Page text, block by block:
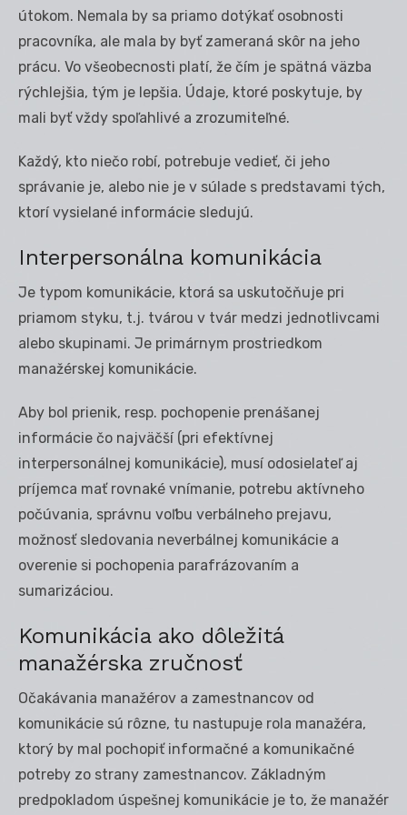
útokom. Nemala by sa priamo dotýkať osobnosti
pracovníka, ale mala by byť zameraná skôr na jeho
prácu. Vo všeobecnosti platí, že čím je spätná väzba
rýchlejšia, tým je lepšia. Údaje, ktoré poskytuje, by
mali byť vždy spoľahlivé a zrozumiteľné.
Každý, kto niečo robí, potrebuje vedieť, či jeho
správanie je, alebo nie je v súlade s predstavami tých,
ktorí vysielané informácie sledujú.
Interpersonálna komunikácia
Je typom komunikácie, ktorá sa uskutočňuje pri
priamom styku, t.j. tvárou v tvár medzi jednotlivcami
alebo skupinami. Je primárnym prostriedkom
manažérskej komunikácie.
Aby bol prienik, resp. pochopenie prenášanej
informácie čo najväčší (pri efektívnej
interpersonálnej komunikácie), musí odosielateľ aj
príjemca mať rovnaké vnímanie, potrebu aktívneho
počúvania, správnu voľbu verbálneho prejavu,
možnosť sledovania neverbálnej komunikácie a
overenie si pochopenia parafrázovaním a
sumarizáciou.
Komunikácia ako dôležitá
manažérska zručnosť
Očakávania manažérov a zamestnancov od
komunikácie sú rôzne, tu nastupuje rola manažéra,
ktorý by mal pochopiť informačné a komunikačné
potreby zo strany zamestnancov. Základným
predpokladom úspešnej komunikácie je to, že manažér